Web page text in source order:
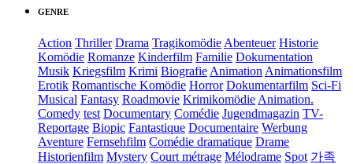
GENRE
Action Thriller Drama Tragikomödie Abenteuer Historie
Komödie Romanze Kinderfilm Familie Dokumentation
Musik Kriegsfilm Krimi Biografie Animation Animationsfilm
Erotik Romantische Komödie Horror Dokumentarfilm Sci-Fi
Musical Fantasy Roadmovie Krimikomödie Animation.
Comedy test Documentary Comédie Jugendmagazin TV-
Reportage Biopic Fantastique Documentaire Werbung
Aventure Fernsehfilm Comédie dramatique Drame
Historienfilm Mystery Court métrage Mélodrame Spot 가족